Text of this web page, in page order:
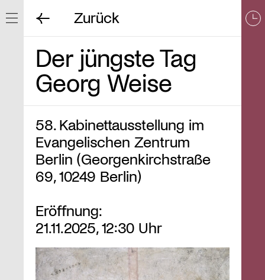
Navigation ein/ausblenden
Zurück
Der jüngste Tag
Georg Weise
58. Kabinettausstellung im
Evangelischen Zentrum
Berlin (Georgenkirchstraße
69, 10249 Berlin)
Eröffnung:
21.11.2025, 12:30 Uhr